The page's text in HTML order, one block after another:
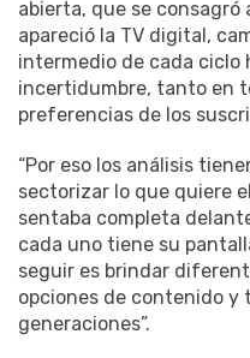
abierta, que se consagró
apareció la TV digital,
intermedio de cada ciclo
incertidumbre, tanto en
preferencias de los
“Por eso los análisis
sectorizar lo que quiere
sentaba completa
cada uno tiene su
seguir es brindar
opciones de contenido y
generaciones”.